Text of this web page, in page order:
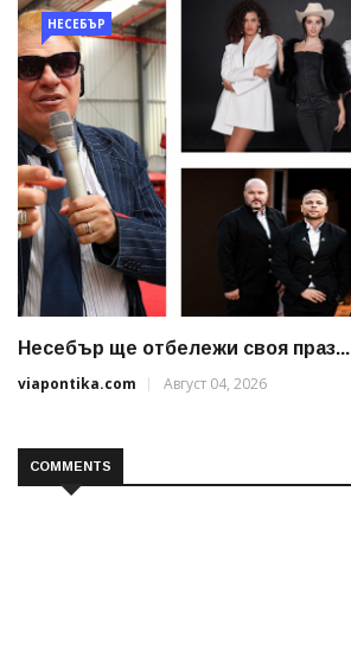
НЕСЕБЪР
Несебър ще отбележи своя праз...
viapontika.com
Август 04, 2026
COMMENTS